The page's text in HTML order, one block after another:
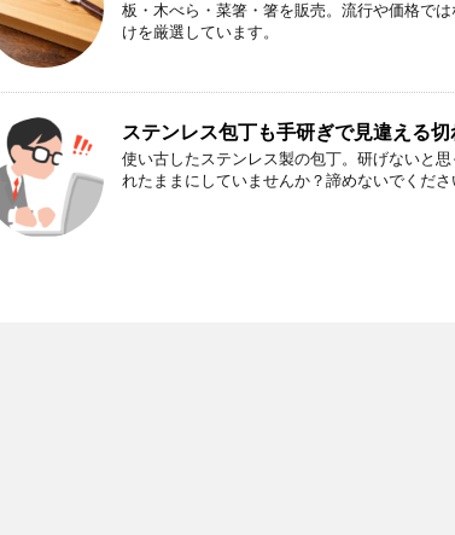
板・木べら・菜箸・箸を販売。流行や価格で
けを厳選しています。
ステンレス包丁も手研ぎで見違える切
使い古したステンレス製の包丁。研げないと
れたままにしていませんか？諦めないでくだ